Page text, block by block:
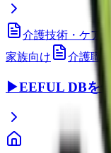
介護技術・ケア
家族向け
介護職向
▶EEFUL DBを使